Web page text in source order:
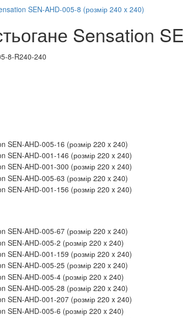
Sensation
8-R240-240